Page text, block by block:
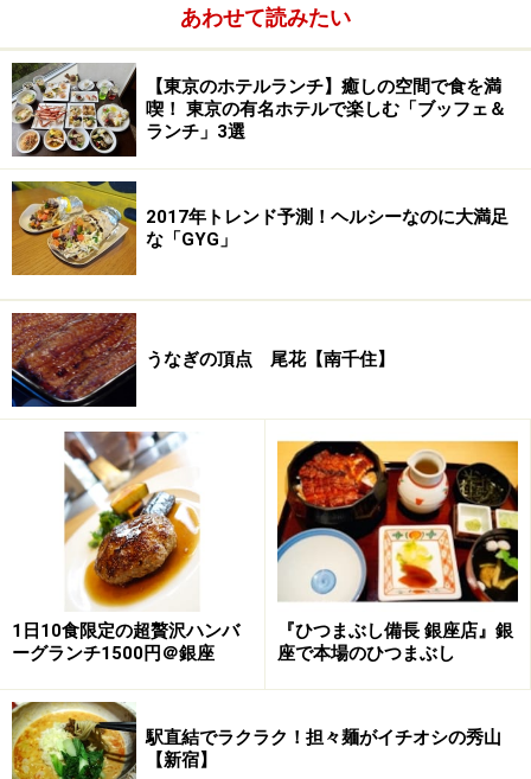
そして、カウンターの隅には、おにぎりも。うどんとご
飯、炭水化物過多は重々承知でも、やはりこちらにも手
が伸びます。ちなみに、うどんは（小）サイズもあるの
で、女性でも両方楽しめるのが嬉しいところ。
天ぷら各種
素朴な田舎麺に舌鼓
さて、うどんはというと？ まずは、定番の「
け」（中サイズ450円）に触れてみましょう。こちらの
麺はいわゆる「田舎麺」。讃岐うどん専用粉を使い、丹
あわせて読みたい
【東京のホテルランチ】癒しの空間で食を満
喫！ 東京の有名ホテルで楽しむ「ブッフェ＆
ランチ」3選
2017年トレンド予測！ヘルシーなのに大満足
な「GYG」
うなぎの頂点 尾花【南千住】
1日10食限定の超贅沢ハンバ
ーグランチ1500円＠銀座
『ひつまぶし備長 銀座店』銀
座で本場のひつまぶし
駅直結でラクラク！担々麺がイチオシの秀山
【新宿】